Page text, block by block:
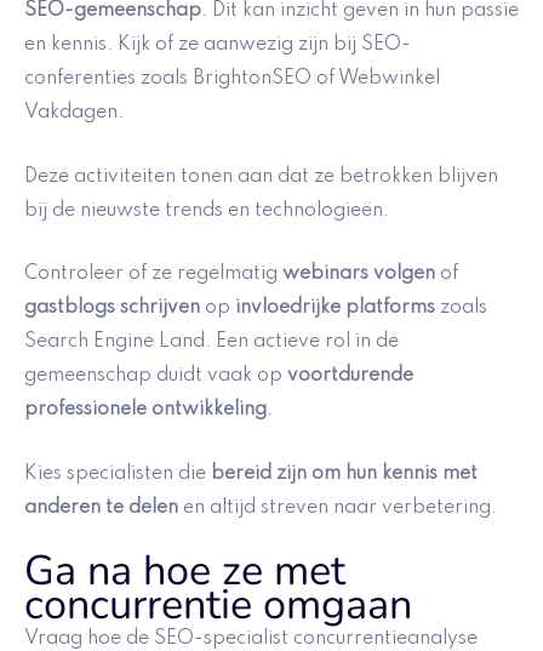
SEO-gemeenschap. Dit kan inzicht geven in hun passie
en kennis. Kijk of ze aanwezig zijn bij SEO-
conferenties zoals BrightonSEO of Webwinkel
Vakdagen.
Deze activiteiten tonen aan dat ze betrokken blijven
bij de nieuwste trends en technologieën.
Controleer of ze regelmatig webinars volgen of
gastblogs schrijven op invloedrijke platforms zoals
Search Engine Land. Een actieve rol in de
gemeenschap duidt vaak op voortdurende
professionele ontwikkeling.
Kies specialisten die bereid zijn om hun kennis met
anderen te delen en altijd streven naar verbetering.
Ga na hoe ze met
concurrentie omgaan
Vraag hoe de SEO-specialist concurrentieanalyse